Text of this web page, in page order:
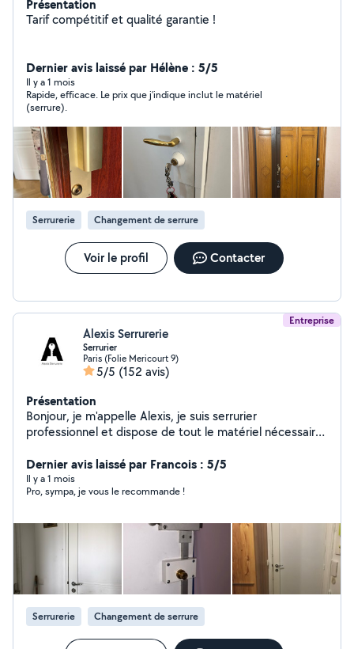
Présentation
Tarif compétitif et qualité garantie !
Dernier avis laissé par Hélène : 5/5
Il y a 1 mois
Rapide, efficace. Le prix que j’indique inclut le matériel
(serrure).
Serrurerie Changement de serrure
Voir le profil Contacter
Entreprise
Alexis Serrurerie
Serrurier
Paris (Folie Mericourt 9)
5/5 (152 avis)
Présentation
Bonjour, je m'appelle Alexis, je suis serrurier
professionnel et dispose de tout le matériel nécessaire.
alentours. Diplômé , je vous assure un travail soigné.
Dernier avis laissé par Francois : 5/5
Il y a 1 mois
Pro, sympa, je vous le recommande !
Serrurerie Changement de serrure